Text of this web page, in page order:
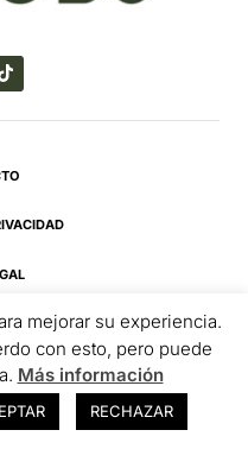
T
i
k
t
mejorar su experiencia.
con esto, pero puede
Más información
RECHAZAR